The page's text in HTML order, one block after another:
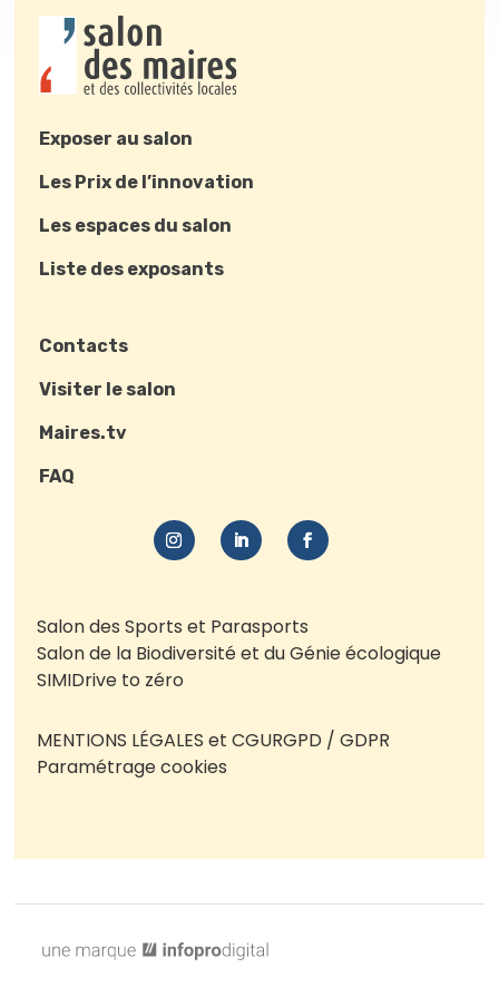
Exposer au salon
Les Prix de l’innovation
Les espaces du salon
Liste des exposants
Contacts
Visiter le salon
Maires.tv
FAQ
Salon des Sports et Parasports
Salon de la Biodiversité et du Génie écologique
SIMIDrive to zéro
MENTIONS LÉGALES et CGURGPD / GDPR
Paramétrage cookies